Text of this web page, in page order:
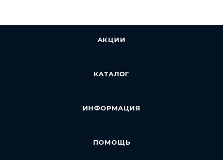
АКЦИИ
КАТАЛОГ
ИНФОРМАЦИЯ
ПОМОЩЬ